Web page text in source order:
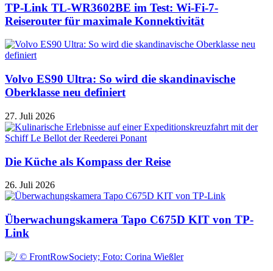
TP-Link TL-WR3602BE im Test: Wi-Fi-7-
Reiserouter für maximale Konnektivität
Volvo ES90 Ultra: So wird die skandinavische
Oberklasse neu definiert
27. Juli 2026
Die Küche als Kompass der Reise
26. Juli 2026
Überwachungskamera Tapo C675D KIT von TP-
Link